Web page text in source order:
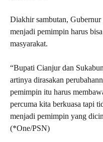
Diakhir sambutan,
menjadi pemimpin harus
masyarakat.
“Bupati Cianjur dan
artinya dirasakan
pemimpin itu harus
percuma kita berkuasa tapi
menjadi pemimpin yang
(*One/PSN)